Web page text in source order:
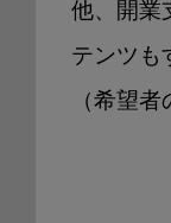
他、開業
テンツも
（希望者